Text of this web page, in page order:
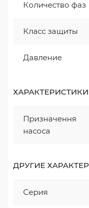
Количество фаз
Класс защиты
Давление
Призначення
насоса
ДРУГИЕ
Серия